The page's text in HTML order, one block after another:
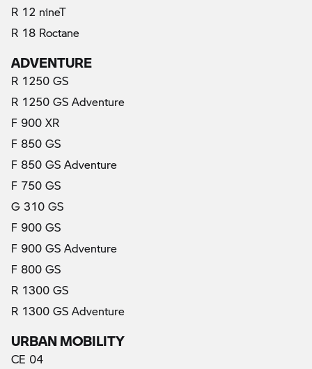
R 12 nineT
R 18 Roctane
ADVENTURE
R 1250 GS
R 1250 GS Adventure
F 900 XR
F 850 GS
F 850 GS Adventure
F 750 GS
G 310 GS
F 900 GS
F 900 GS Adventure
F 800 GS
R 1300 GS
R 1300 GS Adventure
URBAN MOBILITY
CE 04